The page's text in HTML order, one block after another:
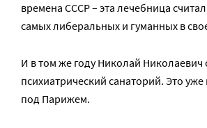
времена СССР – эта лечебница
самых либеральных и гуманных в
И в том же году Николай Николаевич
психиатрический санаторий. Это уже
под Парижем.